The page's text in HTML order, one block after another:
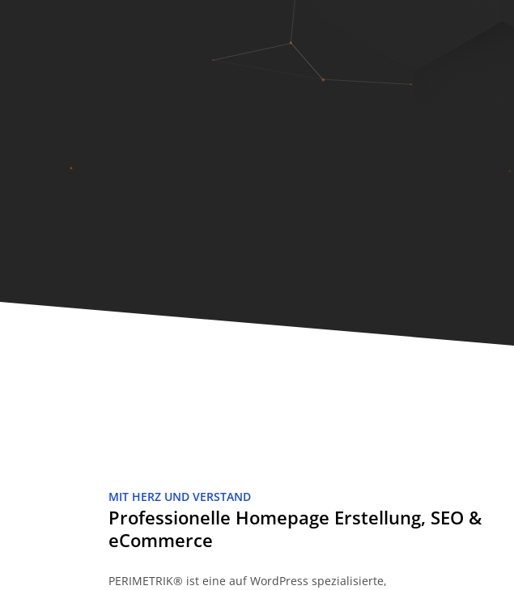
MIT HERZ UND VERSTAND
Professionelle Homepage Erstellung, SEO &
eCommerce
PERIMETRIK® ist eine auf WordPress spezialisierte,